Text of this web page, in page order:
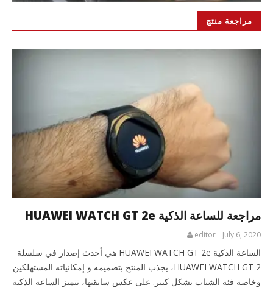
مراجعة منتج
مراجعة للساعة الذكية HUAWEI WATCH GT 2e
July 6, 2020
editor
الساعة الذكية HUAWEI WATCH GT 2e هي أحدث إصدار في سلسلة
HUAWEI WATCH GT 2، يجذب المنتج بتصميمه و إمكانياته المستهلكين
وخاصة فئة الشباب بشكل كبير. على عكس سابقتها، تتميز الساعة الذكية